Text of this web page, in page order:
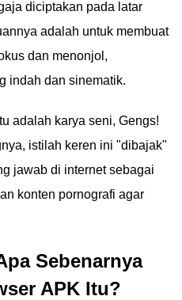
diciptakan pada latar
adalah untuk membuat
dan menonjol,
indah dan sinematik.
adalah karya seni, Gengs!
istilah keren ini "dibajak"
jawab di internet sebagai
konten pornografi agar
Sebenarnya
APK Itu?